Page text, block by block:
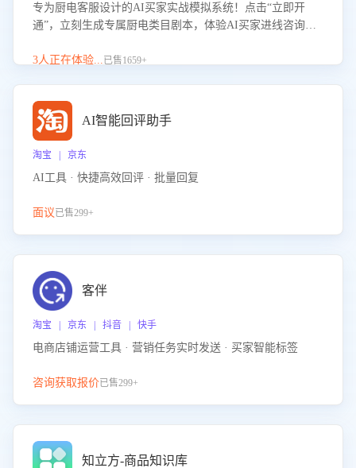
专为厨电客服设计的AI买家实战模拟系统！点击“立即开
通”，立刻生成专属厨电类目剧本，体验AI买家进线咨询真
实场景应对技巧！
3人正在体验...已售1659+
AI智能回评助手
淘宝 | 京东
AI工具 · 快捷高效回评 · 批量回复
面议已售299+
客伴
淘宝 | 京东 | 抖音 | 快手
电商店铺运营工具 · 营销任务实时发送 · 买家智能标签
咨询获取报价已售299+
知立方-商品知识库